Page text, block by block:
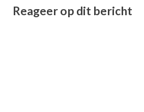
Reageer op dit bericht